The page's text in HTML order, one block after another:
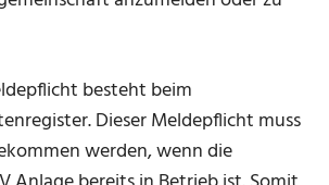
besteht beim
Dieser Meldepflicht muss
werden, wenn die